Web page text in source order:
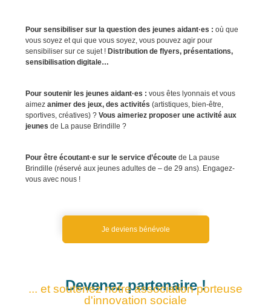
Pour sensibiliser sur la question des jeunes aidant·es : où que
vous soyez et qui que vous soyez, vous pouvez agir pour
sensibiliser sur ce sujet ! Distribution de flyers, présentations,
sensibilisation digitale…
Pour soutenir les jeunes aidant·es : vous êtes lyonnais et vous
aimez animer des jeux, des activités (artistiques, bien-être,
sportives, créatives) ? Vous aimeriez proposer une activité aux
jeunes de La pause Brindille ?
Pour être écoutant·e sur le service d’écoute de La pause
Brindille (réservé aux jeunes adultes de – de 29 ans). Engagez-
vous avec nous !
Je deviens bénévole
Devenez partenaire !
... et soutenez notre association porteuse
d'innovation sociale